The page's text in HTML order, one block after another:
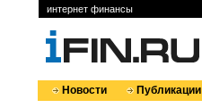
интернет финансы
Новости Публикации